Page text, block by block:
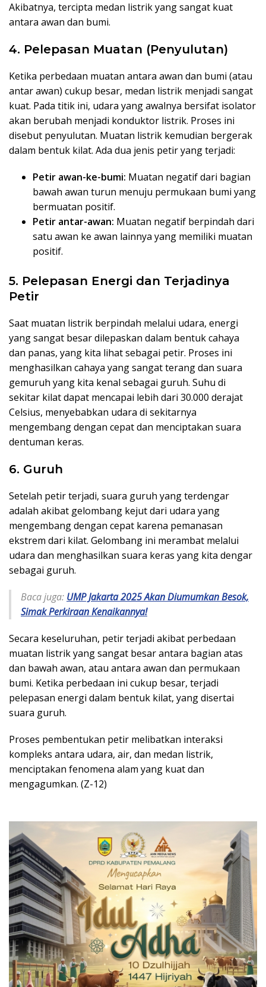
Akibatnya, tercipta medan listrik yang sangat kuat
antara awan dan bumi.
4. Pelepasan Muatan (Penyulutan)
Ketika perbedaan muatan antara awan dan bumi (atau
antar awan) cukup besar, medan listrik menjadi sangat
kuat. Pada titik ini, udara yang awalnya bersifat isolator
akan berubah menjadi konduktor listrik. Proses ini
disebut penyulutan. Muatan listrik kemudian bergerak
dalam bentuk kilat. Ada dua jenis petir yang terjadi:
Petir awan-ke-bumi: Muatan negatif dari bagian
bawah awan turun menuju permukaan bumi yang
bermuatan positif.
Petir antar-awan: Muatan negatif berpindah dari
satu awan ke awan lainnya yang memiliki muatan
positif.
5. Pelepasan Energi dan Terjadinya
Petir
Saat muatan listrik berpindah melalui udara, energi
yang sangat besar dilepaskan dalam bentuk cahaya
dan panas, yang kita lihat sebagai petir. Proses ini
menghasilkan cahaya yang sangat terang dan suara
gemuruh yang kita kenal sebagai guruh. Suhu di
sekitar kilat dapat mencapai lebih dari 30.000 derajat
Celsius, menyebabkan udara di sekitarnya
mengembang dengan cepat dan menciptakan suara
dentuman keras.
6. Guruh
Setelah petir terjadi, suara guruh yang terdengar
adalah akibat gelombang kejut dari udara yang
mengembang dengan cepat karena pemanasan
ekstrem dari kilat. Gelombang ini merambat melalui
udara dan menghasilkan suara keras yang kita dengar
sebagai guruh.
Baca juga: UMP Jakarta 2025 Akan Diumumkan Besok,
Simak Perkiraan Kenaikannya!
Secara keseluruhan, petir terjadi akibat perbedaan
muatan listrik yang sangat besar antara bagian atas
dan bawah awan, atau antara awan dan permukaan
bumi. Ketika perbedaan ini cukup besar, terjadi
pelepasan energi dalam bentuk kilat, yang disertai
suara guruh.
Proses pembentukan petir melibatkan interaksi
kompleks antara udara, air, dan medan listrik,
menciptakan fenomena alam yang kuat dan
mengagumkan. (Z-12)